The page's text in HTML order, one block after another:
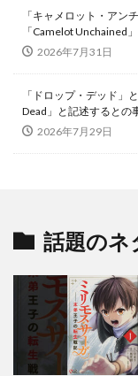
「キャメロット・アン
「Camelot Unchained
2026年7月31日
「ドロップ・デッド」
Dead」と記述するとの
2026年7月29日
話題のネ